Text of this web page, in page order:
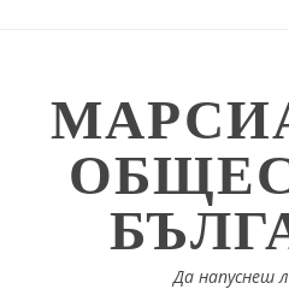
Да напуснеш